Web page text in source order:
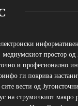
простор
и професионално
ги покрива
вести од
на струмичкиот макро